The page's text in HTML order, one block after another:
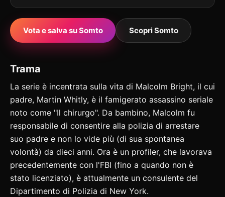
Vota e salva su Somto Scopri Somto
Trama
La serie è incentrata sulla vita di Malcolm Bright, il cui
padre, Martin Whitly, è il famigerato assassino seriale
noto come "Il chirurgo". Da bambino, Malcolm fu
responsabile di consentire alla polizia di arrestare
suo padre e non lo vide più (di sua spontanea
volontà) da dieci anni. Ora è un profiler, che lavorava
precedentemente con l'FBI (fino a quando non è
stato licenziato), è attualmente un consulente del
Dipartimento di Polizia di New York.